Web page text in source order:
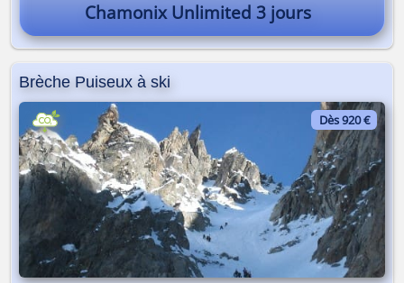
Chamonix Unlimited 3 jours
Brèche Puiseux à ski
Dès 920 €